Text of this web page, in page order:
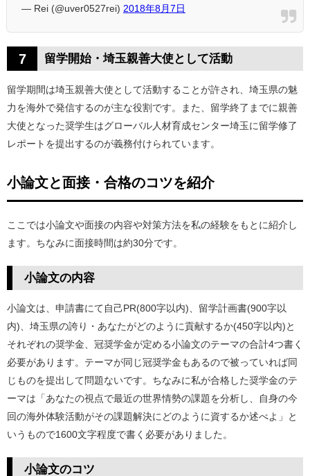
— Rei (@uver0527rei) 2018年8月7日
7 留学開始・埼玉親善大使として活動
留学期間は埼玉親善大使として活動することが許され、埼玉県の魅
力を海外で発信するのが主な役割です。また、留学終了までに親善
大使となった奨学生はグローバル人材育成センター埼玉に留学修了
レポートを提出するのが義務付けられています。
小論文と面接・合格のコツを紹介
ここでは小論文や面接の内容や対策方法を私の経験をもとに紹介し
ます。ちなみに面接時間は約30分です。
小論文の内容
小論文は、申請書にて自己PR(800字以内)、留学計画書(900字以
内)、埼玉県の誇り・あなたがどのように貢献するか(450字以内)と
それぞれの奨学金、冠奨学金が定める小論文のテーマの合計4つ書く
必要があります。テーマが同じ冠奨学金もあるので被っていれば同
じものを提出して問題ないです。ちなみに私が合格した奨学金のテ
ーマは「あなたの視点で最近の世界情勢の課題を分析し、自身の今
回の海外体験活動がその課題解決にどのように資するか述べよ」と
いうもので1600文字程度で書く必要がありました。
小論文のコツ